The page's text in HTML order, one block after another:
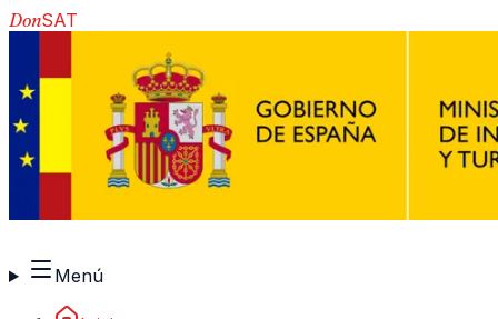
DonSAT
Menú